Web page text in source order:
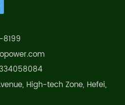
High-tech Zone, Hefei,